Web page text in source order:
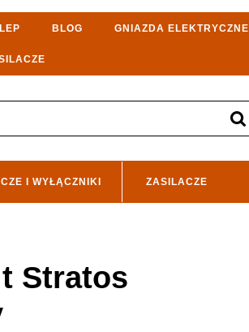
BLOG GNIAZDA ELEKTRYCZNE
I WYŁĄCZNIKI ZASILACZE
Stratos